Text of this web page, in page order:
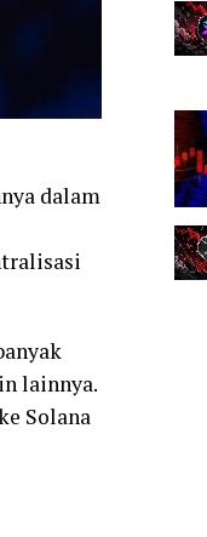
dalam
lainnya.
Solana